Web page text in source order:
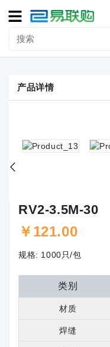
导
航
接线端子
联系我们
产品详情
RV2-3.5M-30
￥ 121.00
规格: 1000只/包
类别
材质
焊缝